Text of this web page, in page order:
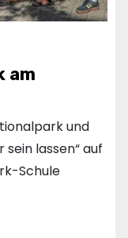
am
und
lassen“ auf
Schule